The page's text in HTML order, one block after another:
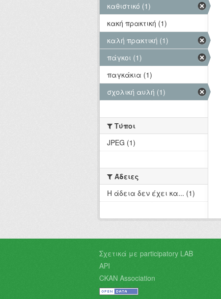
καθιστικό (1)
κακή πρακτική (1)
καλή πρακτική (1)
πάγκοι (1)
παγκάκια (1)
σχολική αυλή (1)
Τύποι
JPEG (1)
Άδειες
Η άδεια δεν έχει κα... (1)
Σχετικά με participatory LAB
API
CKAN Association